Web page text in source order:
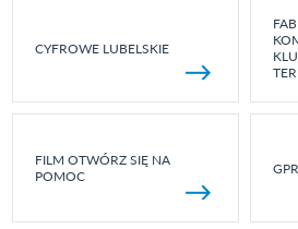
CYFROWE LUBELSKIE
FILM OTWÓRZ SIĘ NA
POMOC